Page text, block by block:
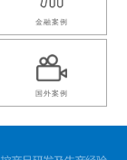
金融案例
国外案例